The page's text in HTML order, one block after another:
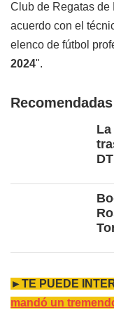
Club de Regatas de
acuerdo con el
elenco de fútbol
2024".
Recomendadas
►TE PUEDE
mandó un